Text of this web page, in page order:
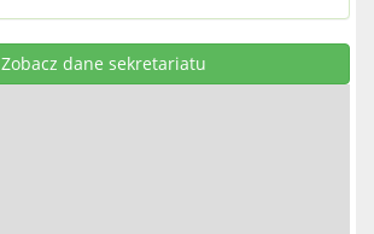
Zobacz dane sekretariatu